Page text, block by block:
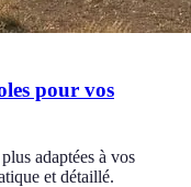
pour vos
adaptées à vos
et détaillé.